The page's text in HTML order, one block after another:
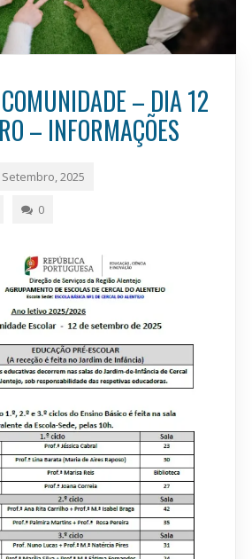
– DIA 12
– INFORMAÇÕES
Setembro, 2025
0